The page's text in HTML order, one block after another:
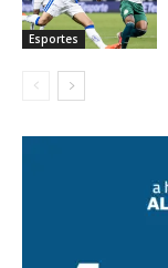
Esportes